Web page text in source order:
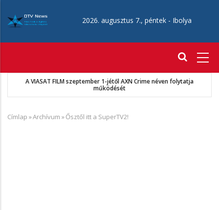
tartalomra
2026. augusztus 7., péntek - Ibolya
A VIASAT FILM szeptember 1-jétől AXN Crime néven folytatja
működését
Morzsa
Címlap »Archívum »Ősztől itt a SuperTV2!